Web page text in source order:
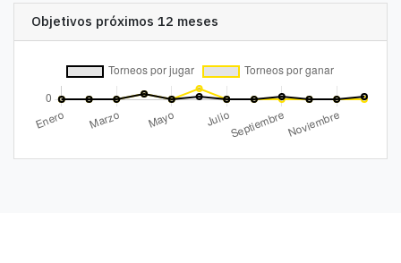
Objetivos próximos 12 meses